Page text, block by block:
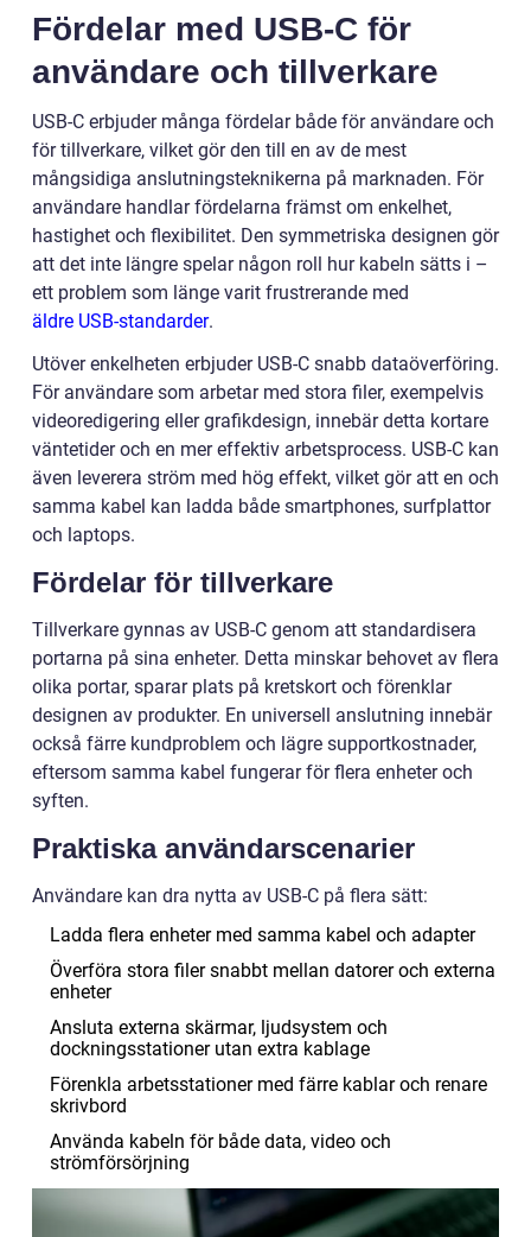
Fördelar med USB-C för
användare och tillverkare
USB-C erbjuder många fördelar både för användare och
för tillverkare, vilket gör den till en av de mest
mångsidiga anslutningsteknikerna på marknaden. För
användare handlar fördelarna främst om enkelhet,
hastighet och flexibilitet. Den symmetriska designen gör
att det inte längre spelar någon roll hur kabeln sätts i –
ett problem som länge varit frustrerande med
äldre USB-standarder.
Utöver enkelheten erbjuder USB-C snabb dataöverföring.
För användare som arbetar med stora filer, exempelvis
videoredigering eller grafikdesign, innebär detta kortare
väntetider och en mer effektiv arbetsprocess. USB-C kan
även leverera ström med hög effekt, vilket gör att en och
samma kabel kan ladda både smartphones, surfplattor
och laptops.
Fördelar för tillverkare
Tillverkare gynnas av USB-C genom att standardisera
portarna på sina enheter. Detta minskar behovet av flera
olika portar, sparar plats på kretskort och förenklar
designen av produkter. En universell anslutning innebär
också färre kundproblem och lägre supportkostnader,
eftersom samma kabel fungerar för flera enheter och
syften.
Praktiska användarscenarier
Användare kan dra nytta av USB-C på flera sätt:
Ladda flera enheter med samma kabel och adapter
Överföra stora filer snabbt mellan datorer och externa
enheter
Ansluta externa skärmar, ljudsystem och
dockningsstationer utan extra kablage
Förenkla arbetsstationer med färre kablar och renare
skrivbord
Använda kabeln för både data, video och
strömförsörjning